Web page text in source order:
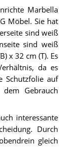
Marbella
Möbel. Sie hat
sind weiß
sind weiß
x 32 cm (T). Es
da es
Schutzfolie auf
Gebrauch
interessante
Durch
gleich